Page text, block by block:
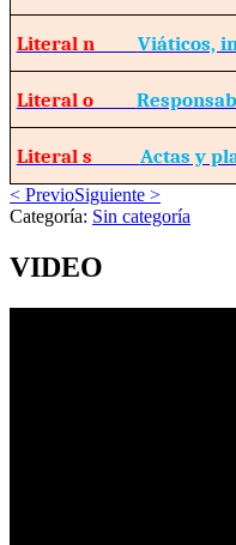
Literal n Viáticos,
Literal o
Literal s Actas y
< PrevioSiguiente >
Categoría: Sin categoría
VIDEO